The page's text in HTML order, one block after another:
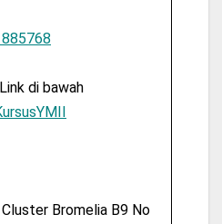
di bawah
Bromelia B9 No